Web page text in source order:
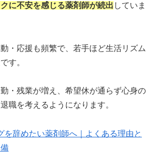
に不安を感じる薬剤師が続出 していま
・応援も頻繁で、若手ほど生活リズム
す。
・残業が増え、希望休が通らず心身の
職を考えるようになります。
を辞めたい薬剤師へ｜よくある理由と